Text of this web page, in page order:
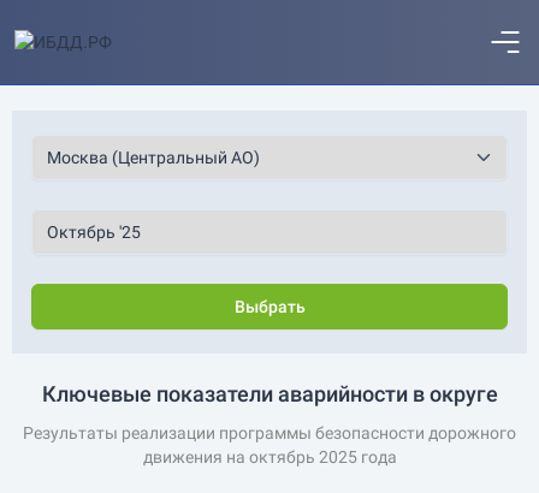
Выбрать
Ключевые показатели аварийности в округе
Результаты реализации программы безопасности дорожного
движения на октябрь 2025 года